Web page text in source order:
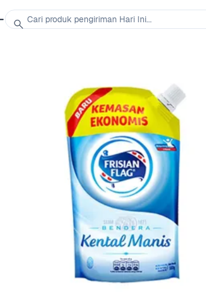
Cari produk pengiriman Hari Ini...